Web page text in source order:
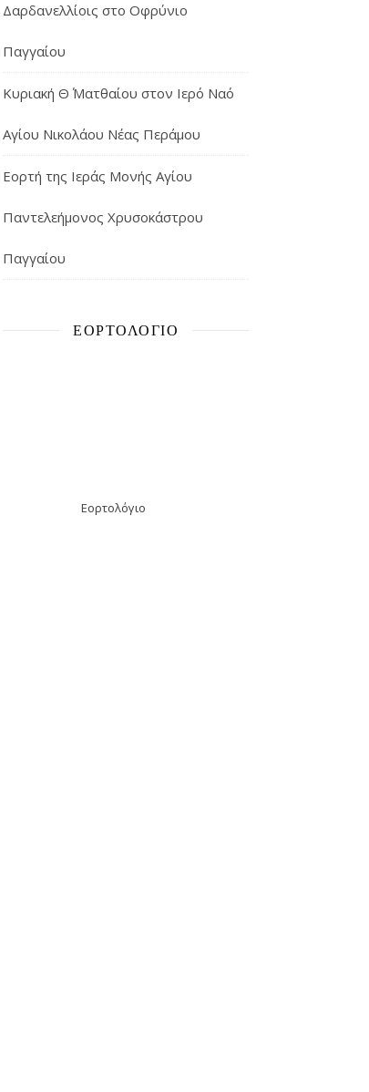
Δαρδανελλίοις στο Οφρύνιο
Παγγαίου
Κυριακή Θ΄ Ματθαίου στον Ιερό Ναό
Αγίου Νικολάου Νέας Περάμου
Εορτή της Ιεράς Μονής Αγίου
Παντελεήμονος Χρυσοκάστρου
Παγγαίου
ΕΟΡΤΟΛΌΓΙΟ
Εορτολόγιο